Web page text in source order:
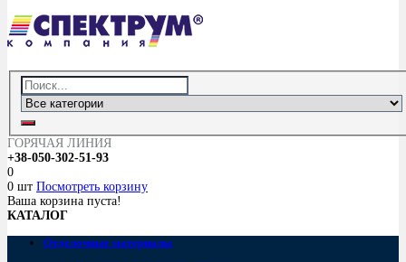
ГОРЯЧАЯ ЛИНИЯ
+38-050-302-51-93
0
0 шт Посмотреть корзину
Ваша корзина пуста!
КАТАЛОГ
Отделочные материалы